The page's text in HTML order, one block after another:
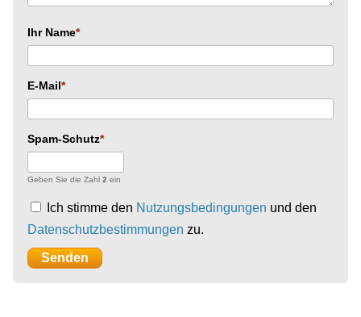
Ihr Name
E-Mail
Spam-Schutz
Geben Sie die Zahl 2 ein
Ich stimme den Nutzungsbedingungen und den
Datenschutzbestimmungen zu.